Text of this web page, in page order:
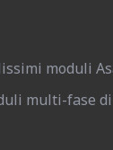
moduli
multi-fase